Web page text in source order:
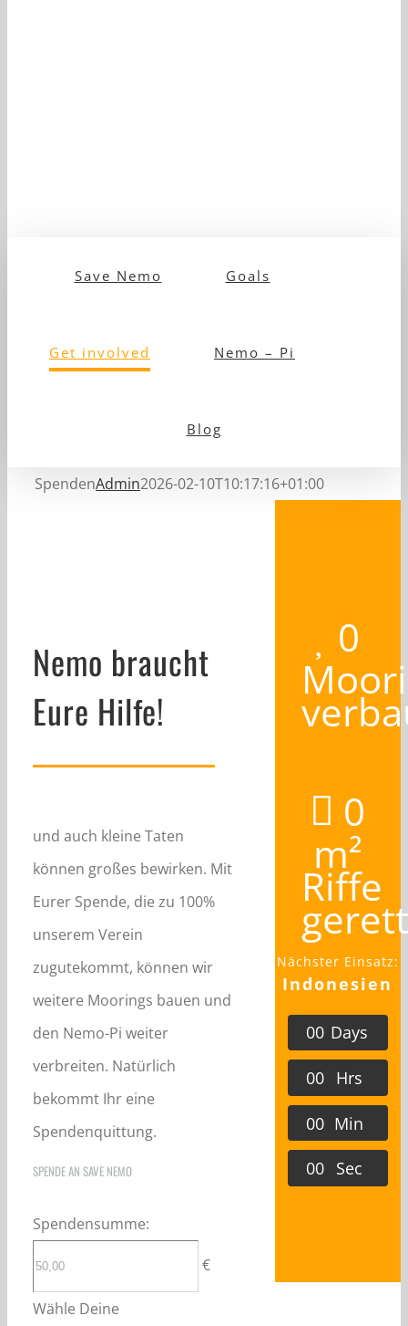
Save Nemo Goals
Get involved Nemo – Pi
Blog
SpendenAdmin2026-02-10T10:17:16+01:00
Nemo braucht
Eure Hilfe!
und auch kleine Taten
können großes bewirken. Mit
Eurer Spende, die zu 100%
unserem Verein
zugutekommt, können wir
weitere Moorings bauen und
den Nemo-Pi weiter
verbreiten. Natürlich
bekommt Ihr eine
Spendenquittung.
SPENDE AN SAVE NEMO
Spendensumme:
€
Wähle Deine
0
0
m²
Riffe
Nächster Einsatz:
Indonesien
00 Days
00 Hrs
00 Min
00 Sec